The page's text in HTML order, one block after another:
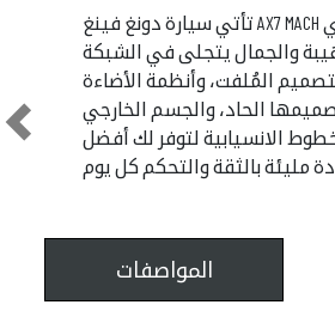
مفعم بالهيبة
الأمامية ذات التصميم
الأمامية بتصميمها
المعزز بالخطوط
تجربة قيادة مليئة بالثقة والتحكم كل يوم.
Previous